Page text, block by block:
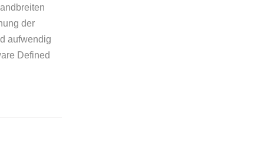
der
aufwendig
Defined